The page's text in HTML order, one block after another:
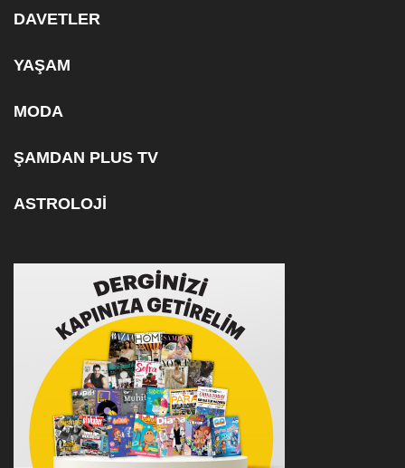
DAVETLER
YAŞAM
MODA
ŞAMDAN PLUS TV
ASTROLOJİ